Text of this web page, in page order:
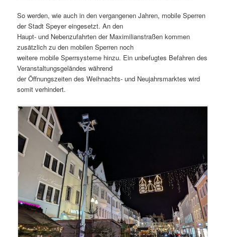
So werden, wie auch in den vergangenen Jahren, mobile Sperren
der Stadt Speyer eingesetzt. An den
Haupt- und Nebenzufahrten der Maximilianstraßen kommen
zusätzlich zu den mobilen Sperren noch
weitere mobile Sperrsysteme hinzu. Ein unbefugtes Befahren des
Veranstaltungsgeländes während
der Öffnungszeiten des Weihnachts- und Neujahrsmarktes wird
somit verhindert.